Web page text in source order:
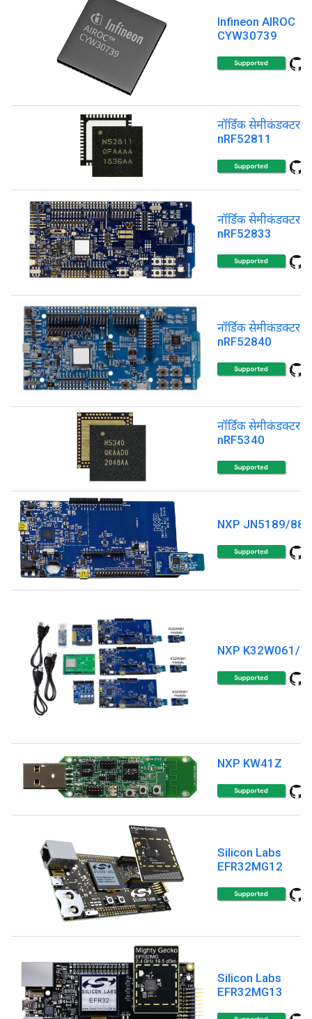
Infineon AIROC
CYW30739
नॉर्डिक सेमीकंडक्टर
nRF52811
नॉर्डिक सेमीकंडक्टर
nRF52833
नॉर्डिक सेमीकंडक्टर
nRF52840
नॉर्डिक सेमीकंडक्टर
nRF5340
NXP JN5189/88
NXP K32W061/
NXP KW41Z
Silicon Labs
EFR32MG12
Silicon Labs
EFR32MG13